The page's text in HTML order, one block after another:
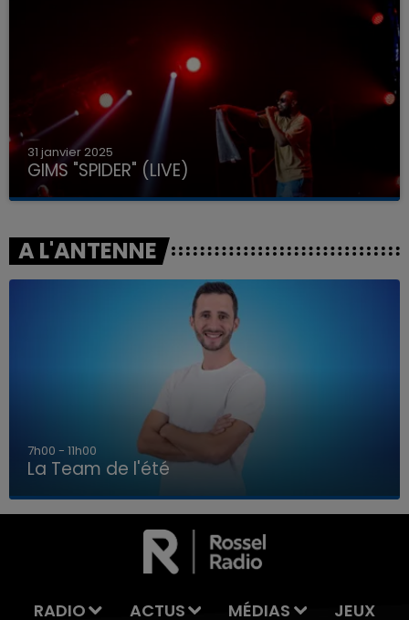
LA TEAM DE L'ÉTÉ
31 janvier 2025
GIMS "SPIDER" (LIVE)
A L'ANTENNE
7h00 - 11h00
La Team de l'été
RADIO ACTUS MÉDIAS JEUX